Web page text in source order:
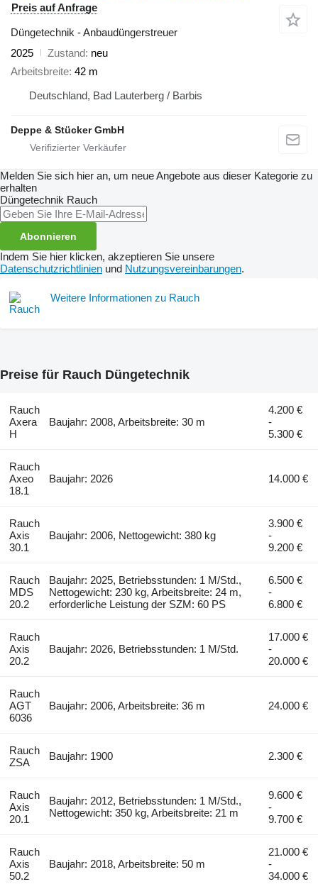
Preis auf Anfrage
Düngetechnik - Anbaudüngerstreuer
2025
Zustand neu
Arbeitsbreite 42 m
Deutschland, Bad Lauterberg / Barbis
Deppe & Stücker GmbH
Melden Sie sich hier an, um neue Angebote aus dieser Kategorie zu
erhalten
Düngetechnik Rauch
Abonnieren
Indem Sie hier klicken, akzeptieren Sie unsere
Datenschutzrichtlinien und Nutzungsvereinbarungen.
Weitere Informationen zu Rauch
Preise für Rauch Düngetechnik
Rauch
Axera
H
Baujahr: 2008, Arbeitsbreite: 30 m
4.200 €
-
5.300 €
Rauch
Axeo
18.1
Baujahr: 2026 14.000 €
Rauch
Axis
30.1
Baujahr: 2006, Nettogewicht: 380 kg
3.900 €
-
9.200 €
Rauch
MDS
20.2
Baujahr: 2025, Betriebsstunden: 1 M/Std.,
Nettogewicht: 230 kg, Arbeitsbreite: 24 m,
erforderliche Leistung der SZM: 60 PS
6.500 €
-
6.800 €
Rauch
Axis
20.2
Baujahr: 2026, Betriebsstunden: 1 M/Std.
17.000 €
-
20.000 €
Rauch
AGT
6036
Baujahr: 2006, Arbeitsbreite: 36 m 24.000 €
Rauch
ZSA
Baujahr: 1900 2.300 €
Rauch
Axis
20.1
Baujahr: 2012, Betriebsstunden: 1 M/Std.,
Nettogewicht: 350 kg, Arbeitsbreite: 21 m
9.600 €
-
9.700 €
Rauch
Axis
50.2
Baujahr: 2018, Arbeitsbreite: 50 m
21.000 €
-
34.000 €